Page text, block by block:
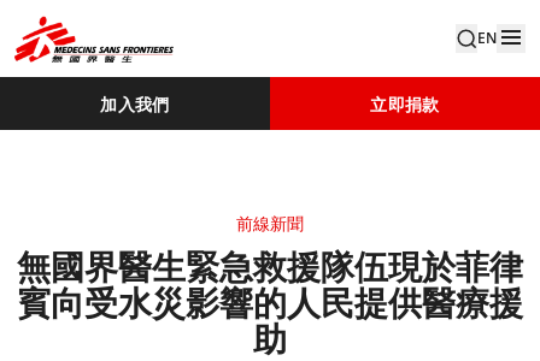
EN
加入我們 立即捐款
前線新聞
無國界醫生緊急救援隊伍現於菲律
賓向受水災影響的人民提供醫療援
助